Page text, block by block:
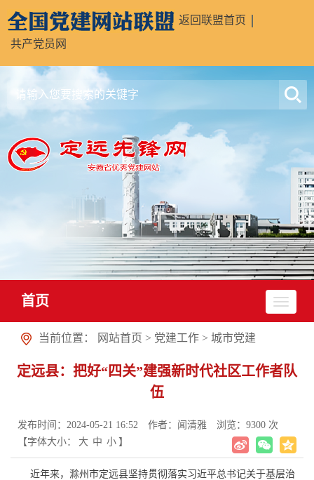
返回联盟首页
共产党员网
首页
当前位置： 网站首页 > 党建工作 > 城市党建
定远县：把好“四关”建强新时代社区工作者队
伍
发布时间：2024-05-21 16:52 作者：闻清雅 浏览： 9300 次
【字体大小：
大 中 小 】
近年来，滁州市定远县坚持贯彻落实习近平总书记关于基层治